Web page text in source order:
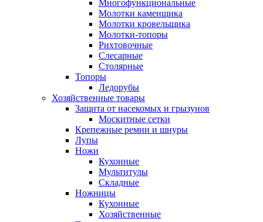
Многофункциональные
Молотки каменщика
Молотки кровельщика
Молотки-топоры
Рихтовочные
Слесарные
Столярные
Топоры
Ледорубы
Хозяйственные товары
Защита от насекомых и грызунов
Москитные сетки
Крепежные ремни и шнуры
Лупы
Ножи
Кухонные
Мультитулы
Складные
Ножницы
Кухонные
Хозяйственные